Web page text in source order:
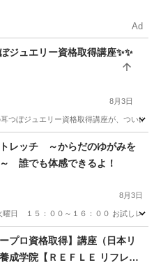
Ad
ジュエリー資格取得講座✨✨
8月3日
つぼジュエリー資格取得講座が、ついに
レッチ ～からだのゆがみを
～ 誰でも体感できるよ！
8月3日
日 １５：００～１６：００ お試しレ
レッスン
プロ資格取得】講座（日本リ
成学院【ＲＥＦＬＥ リフレ】